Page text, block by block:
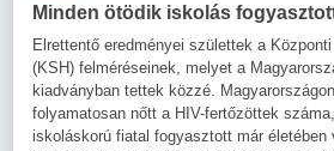
Minden ötödik iskolás
Elrettentő eredményei születtek a
(KSH) felméréseinek, melyet a
kiadványban tettek közzé.
folyamatosan nőtt a HIV-fertőzöttek
iskoláskorú fiatal fogyasztott már életében